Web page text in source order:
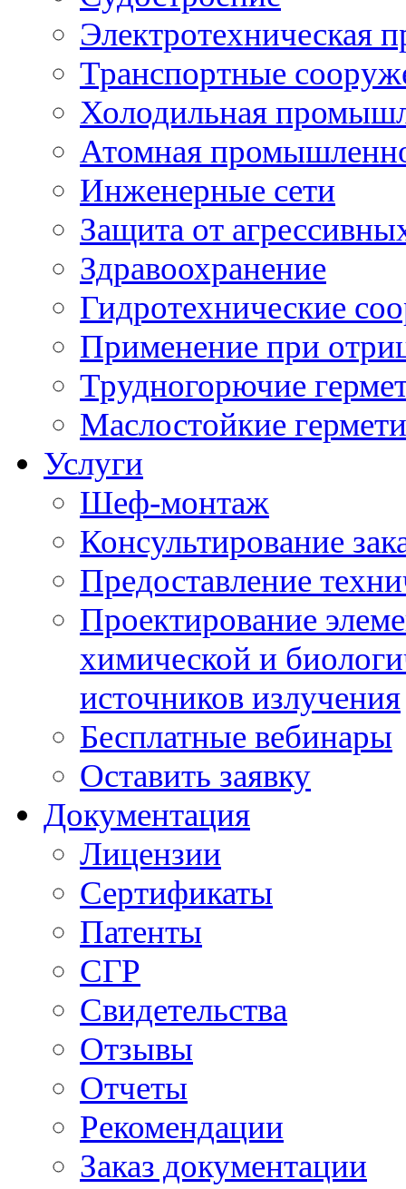
Электротехническая
Транспортные
Холодильная
Атомная
Инженерные сети
Защита от
Здравоохранение
Гидротехнические
Применение при
Трудногорючие
Маслостойкие
Услуги
Шеф-монтаж
Консультирование
Предоставление
Проектирование
химической и
источников излучения
Бесплатные вебинары
Оставить заявку
Документация
Лицензии
Сертификаты
Патенты
СГР
Свидетельства
Отзывы
Отчеты
Рекомендации
Заказ документации